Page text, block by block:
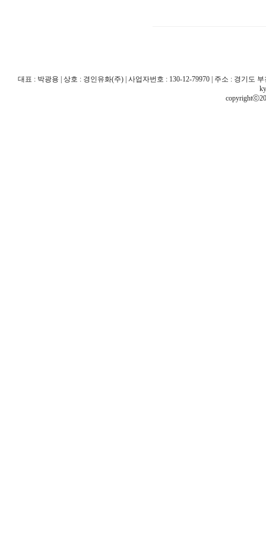
대표 : 박광용 | 상호 : 경인유화(주) | 사업자번호 : 130-12-79970 | 주소 : 경기도